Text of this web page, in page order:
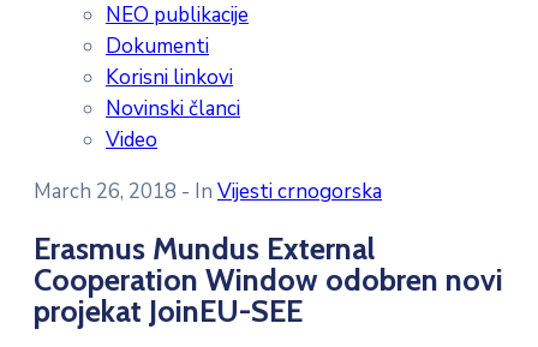
NEO publikacije
Dokumenti
Korisni linkovi
Novinski članci
Video
March 26, 2018 - In Vijesti crnogorska
Erasmus Mundus External
Cooperation Window odobren novi
projekat JoinEU-SEE